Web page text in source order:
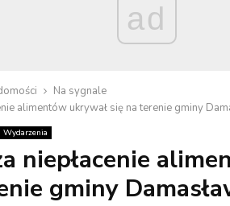
ad
Na sygnale
alimentów ukrywał się na terenie gminy
Wydarzenia
niepłacenie
gminy